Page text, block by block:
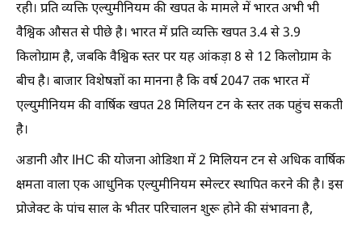
रही। प्रति व्यक्ति एल्युमीनियम की खपत के मामले में भारत अभी भी
वैश्विक औसत से पीछे है। भारत में प्रति व्यक्ति खपत 3.4 से 3.9
किलोग्राम है, जबकि वैश्विक स्तर पर यह आंकड़ा 8 से 12 किलोग्राम के
बीच है। बाजार विशेषज्ञों का मानना है कि वर्ष 2047 तक भारत में
एल्युमीनियम की वार्षिक खपत 28 मिलियन टन के स्तर तक पहुंच सकती
है।
अडानी और IHC की योजना ओडिशा में 2 मिलियन टन से अधिक वार्षिक
क्षमता वाला एक आधुनिक एल्युमीनियम स्मेल्टर स्थापित करने की है। इस
प्रोजेक्ट के पांच साल के भीतर परिचालन शुरू होने की संभावना है,